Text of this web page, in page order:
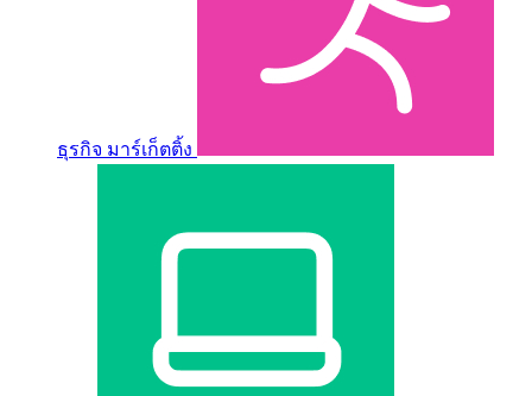
ธุรกิจ มาร์เก็ตติ้ง